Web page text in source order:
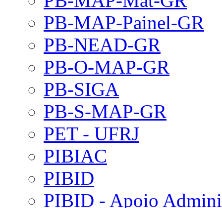
PB-MAP-Painel-GR
PB-NEAD-GR
PB-O-MAP-GR
PB-SIGA
PB-S-MAP-GR
PET - UFRJ
PIBIAC
PIBID
PIBID - Apoio